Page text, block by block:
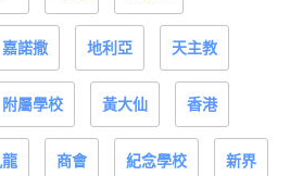
嘉諾撒 地利亞 天主教
附屬學校 黃大仙 香港
商會 紀念學校 新界